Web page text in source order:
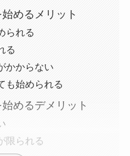
めるメリット
られる
る
かからない
も始められる
めるデメリット
限られる